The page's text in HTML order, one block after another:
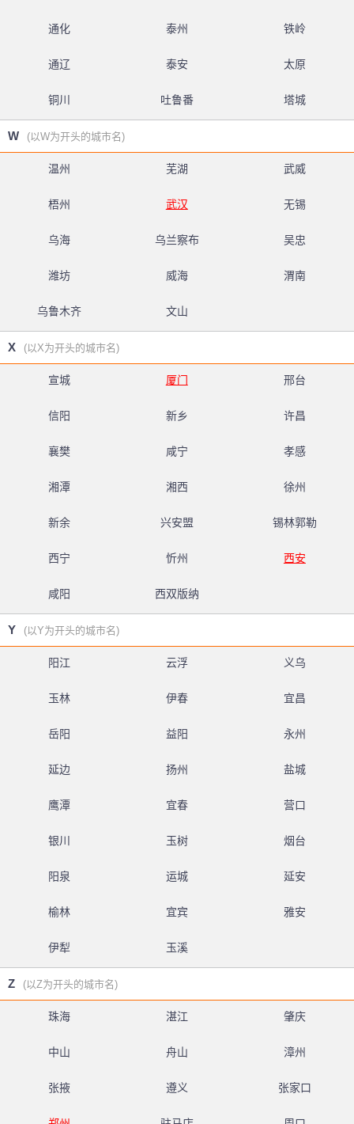
通化 泰州 铁岭
通辽 泰安 太原
铜川 吐鲁番 塔城
W (以W为开头的城市名)
温州 芜湖 武威
梧州 武汉 无锡
乌海 乌兰察布 吴忠
潍坊 威海 渭南
乌鲁木齐 文山
X (以X为开头的城市名)
宣城 厦门 邢台
信阳 新乡 许昌
襄樊 咸宁 孝感
湘潭 湘西 徐州
新余 兴安盟 锡林郭勒
西宁 忻州 西安
咸阳 西双版纳
Y (以Y为开头的城市名)
阳江 云浮 义乌
玉林 伊春 宜昌
岳阳 益阳 永州
延边 扬州 盐城
鹰潭 宜春 营口
银川 玉树 烟台
阳泉 运城 延安
榆林 宜宾 雅安
伊犁 玉溪
Z (以Z为开头的城市名)
珠海 湛江 肇庆
中山 舟山 漳州
张掖 遵义 张家口